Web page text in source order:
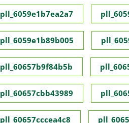
pll_6059e1b7ea2a7
pll_6059e1b89b005
pll_60657b9f84b5b
pll_60657cbb43989
pll_60657cccea4c8